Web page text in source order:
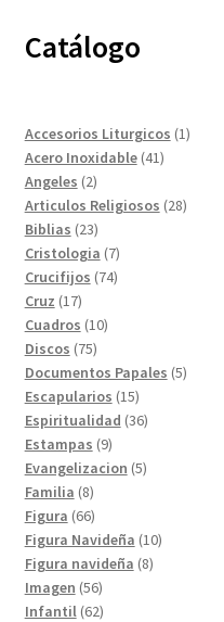
Catálogo
Accesorios Liturgicos 11
Acero Inoxidable 4141
Angeles 22
productos
Articulos Religiosos 2828
Biblias 2323
productos
Cristologia 77
productos
Crucifijos 7474
Cruz 1717
productos
Cuadros 1010
Discos 7575
productos
Documentos Papales 55
Escapularios 1515
productos
Espiritualidad 3636
Estampas 99
productos
Evangelizacion 55
Familia 88
productos
Figura 6666
productos
Figura Navideña 1010
Figura navideña 88
Imagen 5656
productos
Infantil 6262